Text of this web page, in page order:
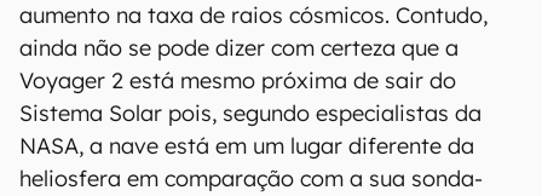
aumento na taxa de raios cósmicos. Contudo,
ainda não se pode dizer com certeza que a
Voyager 2 está mesmo próxima de sair do
Sistema Solar pois, segundo especialistas da
NASA, a nave está em um lugar diferente da
heliosfera em comparação com a sua sonda-